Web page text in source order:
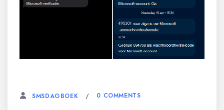
SMSDAGBOEK 0 COMMENTS